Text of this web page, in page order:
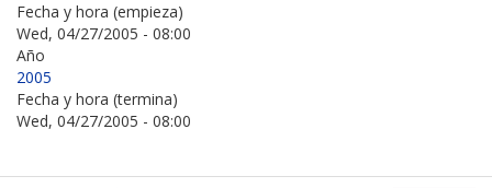
Fecha y hora (empieza)
Wed, 04/27/2005 - 08:00
Año
2005
Fecha y hora (termina)
Wed, 04/27/2005 - 08:00